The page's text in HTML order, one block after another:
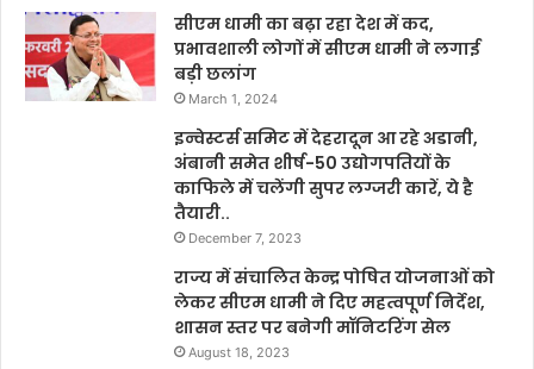
सीएम धामी का बढ़ा रहा देश में कद,
प्रभावशाली लोगों में सीएम धामी ने लगाई
बड़ी छलांग
March 1, 2024
इन्वेस्टर्स समिट में देहरादून आ रहे अडानी,
अंबानी समेत शीर्ष-50 उद्योगपतियों के
काफिले में चलेंगी सुपर लग्जरी कारें, ये है
तैयारी..
December 7, 2023
राज्य में संचालित केन्द्र पोषित योजनाओं को
लेकर सीएम धामी ने दिए महत्वपूर्ण निर्देश,
शासन स्तर पर बनेगी मॉनिटरिंग सेल
August 18, 2023